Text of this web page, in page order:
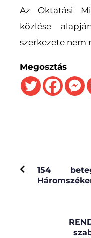
Az Oktatási
közlése
szerkezete nem
Megosztás
154